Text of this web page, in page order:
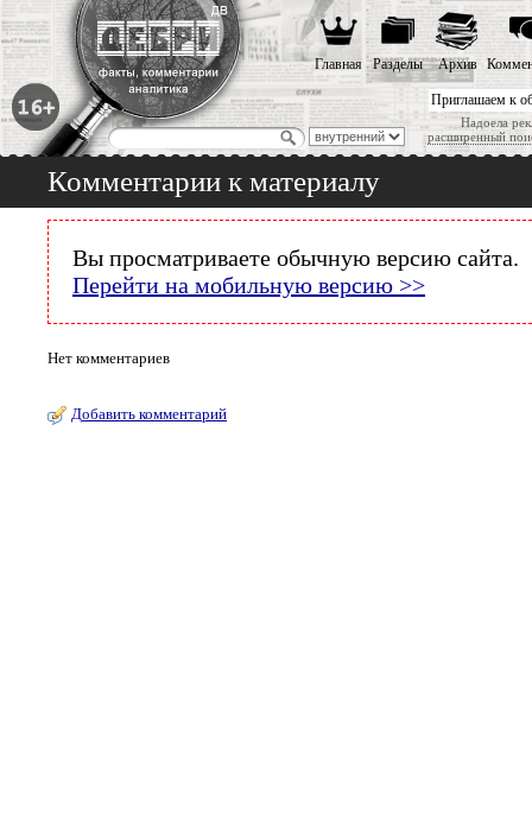
Приглашаем к
Надоела
расширенный
Главная Разделы Архив
Комментарии к материалу
Вы просматриваете обычную версию сайта.
Перейти на мобильную версию >>
Нет комментариев
Добавить комментарий